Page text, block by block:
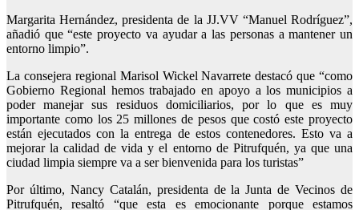
Margarita Hernández, presidenta de la JJ.VV “Manuel Rodríguez”,
añadió que “este proyecto va ayudar a las personas a mantener un
entorno limpio”.
La consejera regional Marisol Wickel Navarrete destacó que “como
Gobierno Regional hemos trabajado en apoyo a los municipios a
poder manejar sus residuos domiciliarios, por lo que es muy
importante como los 25 millones de pesos que costó este proyecto
están ejecutados con la entrega de estos contenedores. Esto va a
mejorar la calidad de vida y el entorno de Pitrufquén, ya que una
ciudad limpia siempre va a ser bienvenida para los turistas”
Por último, Nancy Catalán, presidenta de la Junta de Vecinos de
Pitrufquén, resaltó “que esta es emocionante porque estamos